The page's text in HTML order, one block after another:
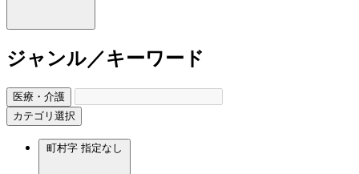
ジャンル／キーワード
医療・介護
カテゴリ選択
町村字 指定なし